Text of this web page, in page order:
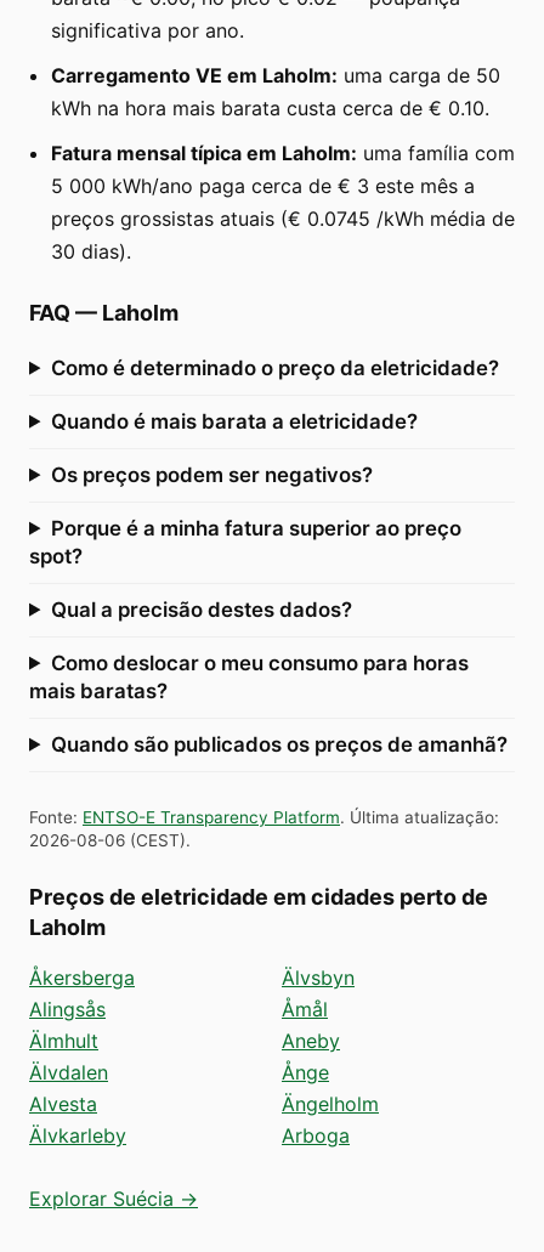
significativa por ano.
Carregamento VE em Laholm: uma carga de 50
kWh na hora mais barata custa cerca de € 0.10.
Fatura mensal típica em Laholm: uma família com
5 000 kWh/ano paga cerca de € 3 este mês a
preços grossistas atuais (€ 0.0745 /kWh média de
30 dias).
FAQ — Laholm
Como é determinado o preço da eletricidade?
Quando é mais barata a eletricidade?
Os preços podem ser negativos?
Porque é a minha fatura superior ao preço
spot?
Qual a precisão destes dados?
Como deslocar o meu consumo para horas
mais baratas?
Quando são publicados os preços de amanhã?
Fonte: ENTSO-E Transparency Platform. Última atualização:
2026-08-06 (CEST).
Preços de eletricidade em cidades perto de
Laholm
Åkersberga
Alingsås
Älmhult
Älvdalen
Alvesta
Älvkarleby
Älvsbyn
Åmål
Aneby
Ånge
Ängelholm
Arboga
Explorar Suécia →